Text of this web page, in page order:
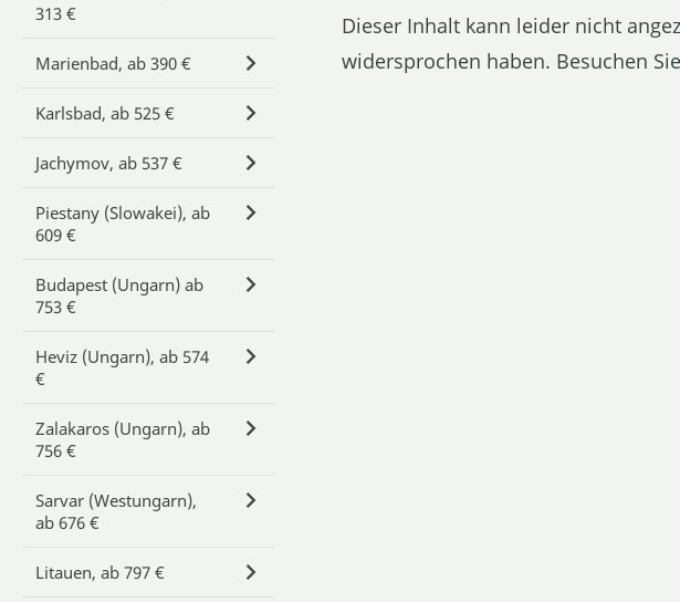
313 €
Marienbad, ab 390 €
Karlsbad, ab 525 €
Jachymov, ab 537 €
Piestany (Slowakei), ab
609 €
Budapest (Ungarn) ab
753 €
Heviz (Ungarn), ab 574
€
Zalakaros (Ungarn), ab
756 €
Sarvar (Westungarn),
ab 676 €
Litauen, ab 797 €
Dieser Inhalt kann leider nicht
widersprochen haben. Besuchen